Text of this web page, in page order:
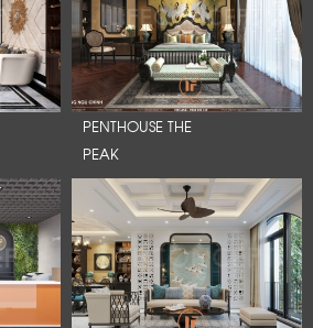
PENTHOUSE THE
PEAK